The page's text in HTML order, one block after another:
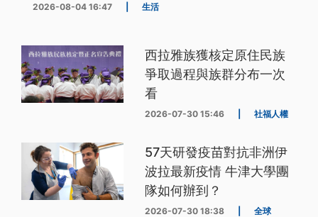
2026-08-04 16:47 生活
西拉雅族獲核定原住民族
爭取過程與族群分布一次
看
2026-07-30 15:46 社福人權
57天研發疫苗對抗非洲伊
波拉最新疫情 牛津大學團
隊如何辦到？
2026-07-30 18:38 全球